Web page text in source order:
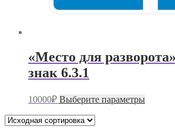
«Место для
знак 6.3.1
10000₽ Выберите параметрыЭтот